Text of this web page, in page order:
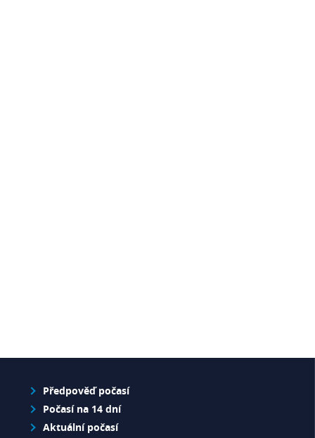
Předpověď počasí
Počasí na 14 dní
Aktuální počasí